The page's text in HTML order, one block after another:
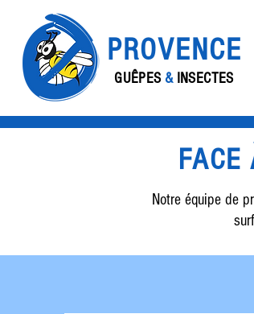
PROVENCE
GUÊPES& INSECTES
FACE
Notre équipe de